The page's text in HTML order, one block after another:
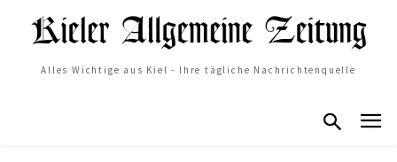
Alles Wichtige aus Kiel - Ihre tägliche Nachrichtenquelle